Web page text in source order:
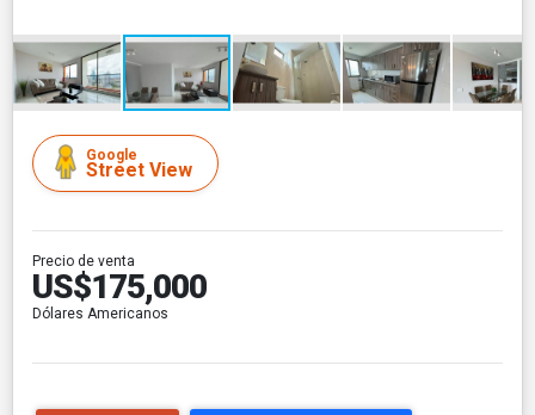
Google
Street View
Precio de venta
US$175,000
Dólares Americanos